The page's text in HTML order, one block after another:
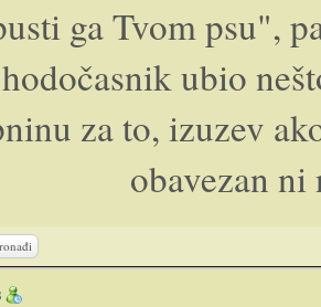
ga Tvom psu",
ubio
za to, izuzev
obavezan